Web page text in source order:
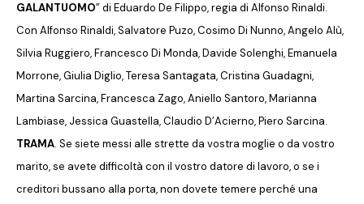
GALANTUOMO” di Eduardo De Filippo, regia di Alfonso Rinaldi.
Con Alfonso Rinaldi, Salvatore Puzo, Cosimo Di Nunno, Angelo Alù,
Silvia Ruggiero, Francesco Di Monda, Davide Solenghi, Emanuela
Morrone, Giulia Diglio, Teresa Santagata, Cristina Guadagni,
Martina Sarcina, Francesca Zago, Aniello Santoro, Marianna
Lambiase, Jessica Guastella, Claudio D’Acierno, Piero Sarcina.
TRAMA. Se siete messi alle strette da vostra moglie o da vostro
marito, se avete difficoltà con il vostro datore di lavoro, o se i
creditori bussano alla porta, non dovete temere perché una